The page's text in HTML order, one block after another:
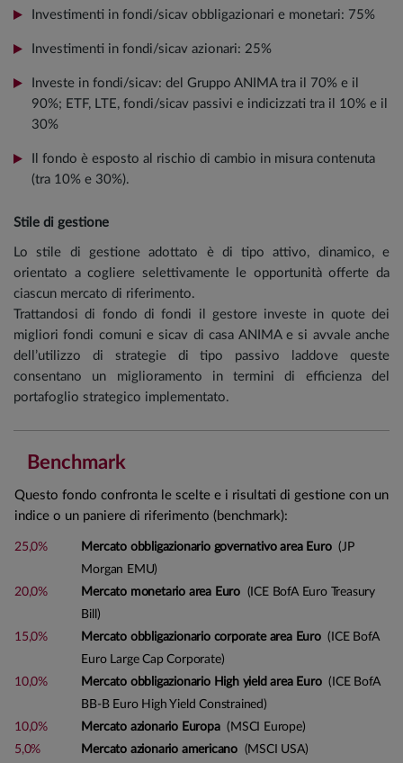
Investimenti in fondi/sicav obbligazionari e monetari: 75%
Investimenti in fondi/sicav azionari: 25%
Investe in fondi/sicav: del Gruppo ANIMA tra il 70% e il
90%; ETF, LTE, fondi/sicav passivi e indicizzati tra il 10% e il
30%
Il fondo è esposto al rischio di cambio in misura contenuta
(tra 10% e 30%).
Stile di gestione
Lo stile di gestione adottato è di tipo attivo, dinamico, e
orientato a cogliere selettivamente le opportunità offerte da
ciascun mercato di riferimento.
Trattandosi di fondo di fondi il gestore investe in quote dei
migliori fondi comuni e sicav di casa ANIMA e si avvale anche
dell’utilizzo di strategie di tipo passivo laddove queste
consentano un miglioramento in termini di efficienza del
portafoglio strategico implementato.
Benchmark
Questo fondo confronta le scelte e i risultati di gestione con un
indice o un paniere di riferimento (benchmark):
25,0% Mercato obbligazionario governativo area Euro(JP
Morgan EMU)
20,0%
Mercato monetario area Euro (ICE BofA Euro Treasury
Bill)
15,0%
Mercato obbligazionario corporate area Euro(ICE BofA
Euro Large Cap Corporate)
10,0%
Mercato obbligazionario High yield area Euro(ICE BofA
BB-B Euro High Yield Constrained)
10,0%
Mercato azionario Europa(MSCI Europe)
5,0%
Mercato azionario americano (MSCI USA)